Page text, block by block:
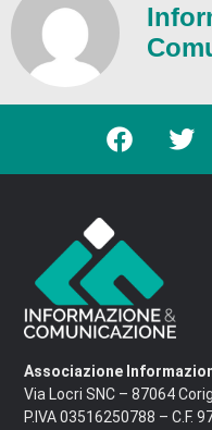
Associazione
Via Locri SNC – 87064
P.IVA 03516250788 – C.F.